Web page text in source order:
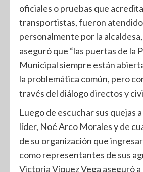
oficiales o pruebas que
transportistas, fueron
personalmente por la
aseguró que “las puertas de la
Municipal siempre están
la problemática común, pero
través del diálogo directos y
Luego de escuchar sus quejas
líder, Noé Arco Morales y de
de su organización que
como representantes de sus
Victoria Víquez Vega aseguró